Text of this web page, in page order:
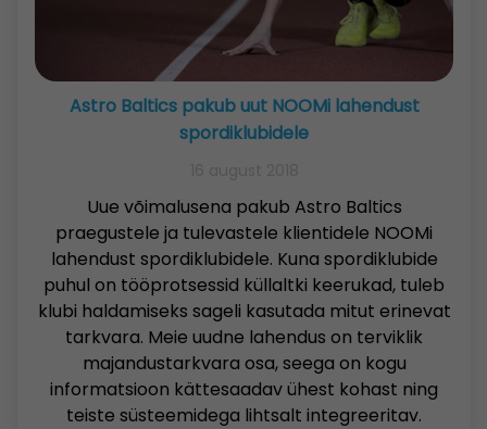
Astro Baltics pakub uut NOOMi lahendust
spordiklubidele
Uue võimalusena pakub Astro Baltics
praegustele ja tulevastele klientidele NOOMi
lahendust spordiklubidele. Kuna spordiklubide
puhul on tööprotsessid küllaltki keerukad, tuleb
klubi haldamiseks sageli kasutada mitut erinevat
tarkvara. Meie uudne lahendus on terviklik
majandustarkvara osa, seega on kogu
informatsioon kättesaadav ühest kohast ning
teiste süsteemidega lihtsalt integreeritav.